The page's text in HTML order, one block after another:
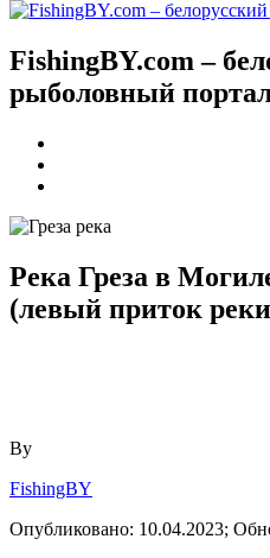
FishingBY.com –
рыболовный
Река Греза в
(левый приток
By
FishingBY
Опубликовано: 10.04.2023;